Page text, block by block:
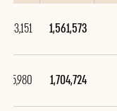
1,561,573
-143,151
1,704,724